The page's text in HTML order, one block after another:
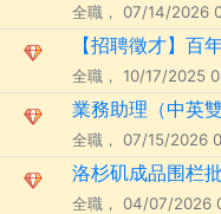
全職， 07/14/2026
【招聘徵才】百
全職， 10/17/2025
業務助理（中英雙
全職， 07/15/2026
洛杉矶成品围栏
全職， 04/07/2026